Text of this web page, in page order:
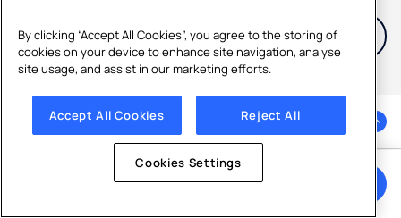
Voir tous les articles
Retour en haut de la page
By clicking “Accept All Cookies”, you agree to the storing of
cookies on your device to enhance site navigation, analyse
site usage, and assist in our marketing efforts.
Accept All Cookies Reject All
Cookies Settings
Obtenir un devis